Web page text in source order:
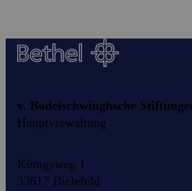
v. Bodelschwinghsche
Hauptverwaltung
Königsweg 1
33617 Bielefeld